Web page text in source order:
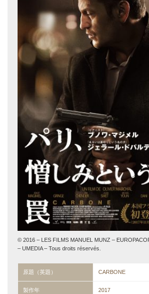
© 2016 – LES FILMS MANUEL MUNZ –
– UMEDIA – Tous droits réservés.
原題（英題） CARBONE
製作年 2017